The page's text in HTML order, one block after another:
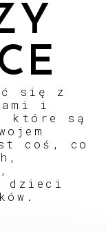
się z
i
które są
coś, co
dzieci